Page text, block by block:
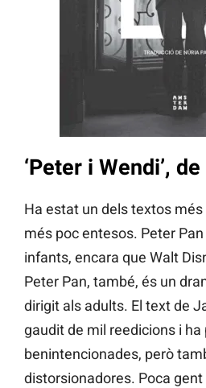
‘Peter i Wendi’,
Ha estat un dels textos
més poc entesos. Peter
infants, encara que Walt
Peter Pan, també, és un
dirigit als adults. El text de
gaudit de mil reedicions i
benintencionades, però
distorsionadores. Poca gent